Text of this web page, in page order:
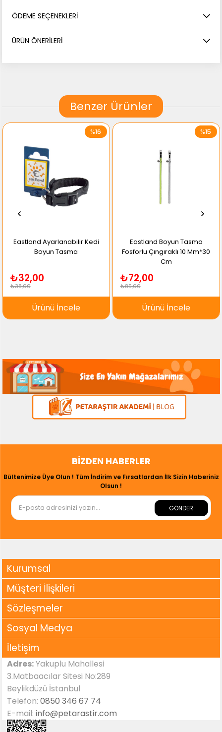
ÖDEME SEÇENEKLERI
ÜRÜN ÖNERILERI
Benzer Ürünler
Eastland Ayarlanabilir Kedi
Boyun Tasma
₺32,00
₺38,00
Ürünü İncele
%16
Eastland Boyun Tasma
Fosforlu Çıngıraklı 10 Mm*30
Cm
₺72,00
₺85,00
Ürünü İncele
%15
BIZDEN HABERLER
Bültenimize Üye Olun ! Tüm İndirim ve Fırsatlardan İlk Sizin Haberiniz
Olsun !
GÖNDER
Kurumsal
Müşteri İlişkileri
Sözleşmeler
Sosyal Medya
İletişim
Adres:Yakuplu Mahallesi
3.Matbaacılar Sitesi No:289
Beylikdüzü İstanbul
Telefon:0850 346 67 74
E-mail:info@petarastir.com